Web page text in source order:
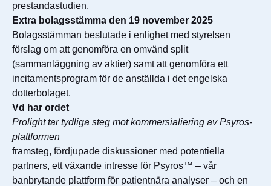
prestandastudien.
Extra bolagsstämma den 19 november 2025
Bolagsstämman beslutade i enlighet med styrelsen
förslag om att genomföra en omvänd split
(sammanläggning av aktier) samt att genomföra ett
incitamentsprogram för de anställda i det engelska
dotterbolaget.
Vd har ordet
Prolight tar tydliga steg mot kommersialiering av Psyros-
plattformen
framsteg, fördjupade diskussioner med potentiella
partners, ett växande intresse för Psyros™ – vår
banbrytande plattform för patientnära analyser – och en